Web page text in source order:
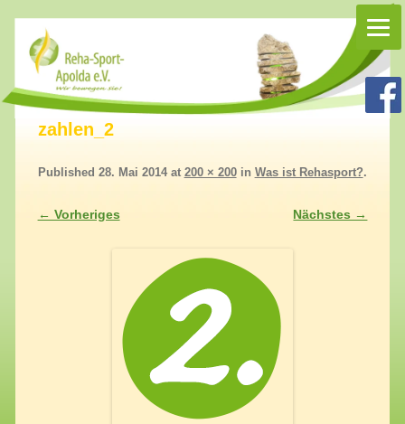
Rehasport Apolda
zahlen_2
Published 28. Mai 2014at 200 × 200in Was ist Rehasport?.
← Vorheriges Nächstes →